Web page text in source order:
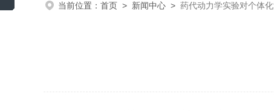
当前位置： 首页 > 新闻中心 > 药代动力学实验对个体